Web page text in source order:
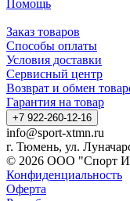
Помощь
Заказ товаров
Способы оплаты
Условия доставки
Сервисный центр
Возврат и обмен
Гарантия на товар
+7 922-260-12-16
info@sport-xtmn.ru
г. Тюмень, ул.
© 2026 ООО "Спорт
Конфиденциальность
Оферта